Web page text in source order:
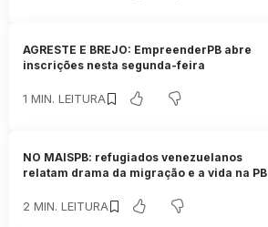
AGRESTE E BREJO: EmpreenderPB abre
inscrições nesta segunda-feira
1 MIN. LEITURA
NO MAISPB: refugiados venezuelanos
relatam drama da migração e a vida na PB
2 MIN. LEITURA